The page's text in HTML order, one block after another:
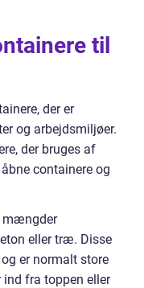
til
der er
og arbejdsmiljøer.
der bruges af
containere og
mængder
eller træ. Disse
er normalt store
fra toppen eller